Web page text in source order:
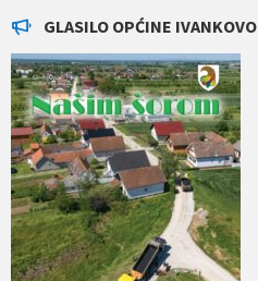
GLASILO OPĆINE IVANKOVO